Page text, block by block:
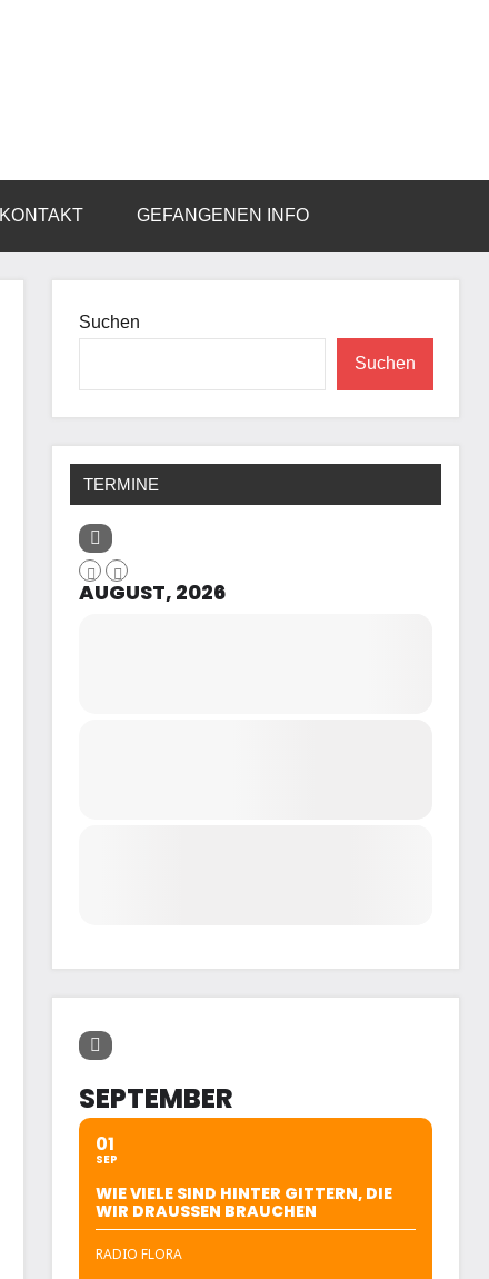
KONTAKT GEFANGENEN INFO
Suchen
Suchen
TERMINE
AUGUST, 2026
SEPTEMBER
01
SEP
WIE VIELE SIND HINTER GITTERN, DIE
WIR DRAUSSEN BRAUCHEN
RADIO FLORA